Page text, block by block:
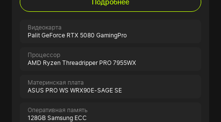
Подробнее
Видеокарта
Palit GeForce RTX 5080 GamingPro
Процессор
AMD Ryzen Threadripper PRO 7955WX
Материнская плата
ASUS PRO WS WRX90E-SAGE SE
Оперативная память
128GB Samsung ECC